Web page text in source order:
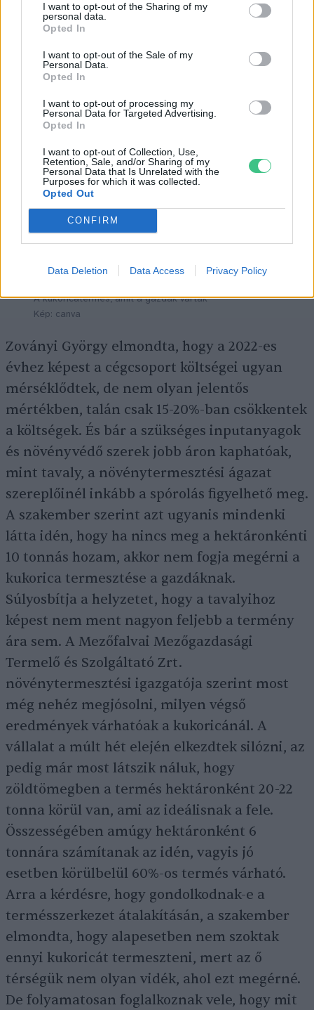
I want to opt-out of the Sharing of my
personal data.
Opted In
I want to opt-out of the Sale of my
Personal Data.
Opted In
I want to opt-out of processing my
Personal Data for Targeted Advertising.
Opted In
I want to opt-out of Collection, Use,
Retention, Sale, and/or Sharing of my
Personal Data that Is Unrelated with the
Purposes for which it was collected.
Opted Out
CONFIRM
Data Deletion Data Access Privacy Policy
szakember szerint körülbelül június 17-ig
bírta a kukorica, aztán jött a hőség, és
egészen a múlt hétig borzalmasan meleg idő
volt. Akkor ugyan volt egy kis lehűlés, de az
múmiává száradt a kukorica a térségben.
A kukoricatermés, amit a gazdák vártak
Kép: canva
Zoványi György elmondta, hogy a 2022-es
évhez képest a cégcsoport költségei ugyan
mérséklődtek, de nem olyan jelentős
mértékben, talán csak 15-20%-ban csökkentek
a költségek. És bár a szükséges inputanyagok
és növényvédő szerek jobb áron kaphatóak,
mint tavaly, a növénytermesztési ágazat
szereplőinél inkább a spórolás figyelhető meg.
A szakember szerint azt ugyanis mindenki
látta idén, hogy ha nincs meg a hektáronkénti
10 tonnás hozam, akkor nem fogja megérni a
kukorica termesztése a gazdáknak.
Súlyosbítja a helyzetet, hogy a tavalyihoz
képest nem ment nagyon feljebb a termény
ára sem. A Mezőfalvai Mezőgazdasági
Termelő és Szolgáltató Zrt.
növénytermesztési igazgatója szerint most
még nehéz megjósolni, milyen végső
eredmények várhatóak a kukoricánál. A
vállalat a múlt hét elején elkezdtek silózni, az
pedig már most látszik náluk, hogy
zöldtömegben a termés hektáronként 20-22
tonna körül van, ami az ideálisnak a fele.
Összességében amúgy hektáronként 6
tonnára számítanak az idén, vagyis jó
esetben körülbelül 60%-os termés várható.
Arra a kérdésre, hogy gondolkodnak-e a
termésszerkezet átalakításán, a szakember
elmondta, hogy alapesetben nem szoktak
ennyi kukoricát termeszteni, mert az ő
térségük nem olyan vidék, ahol ezt megérné.
De folyamatosan foglalkoznak vele, hogy mit